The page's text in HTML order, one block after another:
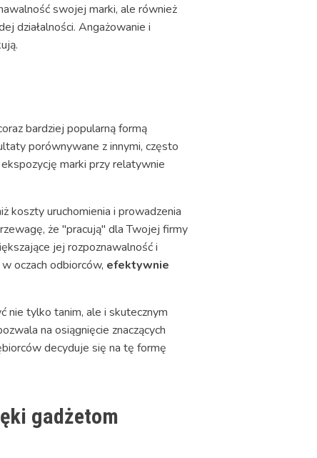
swojej marki, ale również
działalności. Angażowanie i
bardziej popularną formą
porównywane z innymi, często
marki przy relatywnie
koszty uruchomienia i prowadzenia
że "pracują" dla Twojej firmy
jej rozpoznawalność i
oczach odbiorców, efektywnie
nie tylko tanim, ale i skutecznym
na osiągnięcie znaczących
decyduje się na tę formę
gadżetom